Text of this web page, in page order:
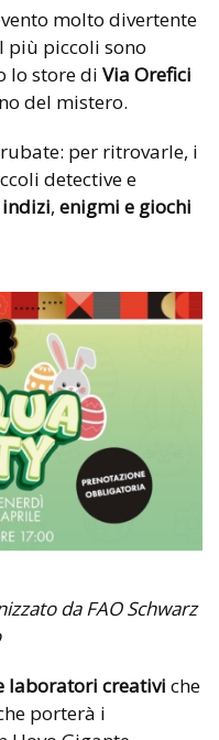
molto divertente
più piccoli sono
lo store di Via Orefici
del mistero.
per ritrovarle, i
detective e
indizi, enigmi e giochi
da FAO Schwarz
laboratori creativi che
porterà i